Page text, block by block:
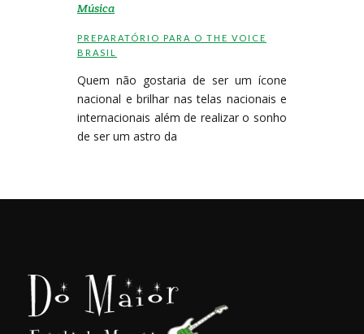
Música
PREPARATÓRIO PARA O THE VOICE
BRASIL
Quem não gostaria de ser um ícone
nacional e brilhar nas telas nacionais e
internacionais além de realizar o sonho
de ser um astro da